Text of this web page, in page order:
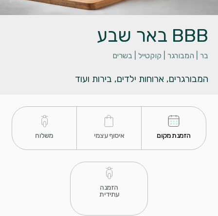
BBB באר שבע
בר | המבורגר | קוקטייל | בשרים
המבורגרים, ארוחות ילדים, בירות ועוד
הזמנה
עתידית